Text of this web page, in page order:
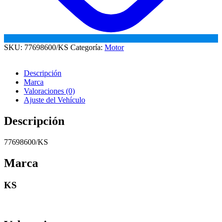
SKU: 77698600/KS Categoría: Motor
Descripción
Marca
Valoraciones (0)
Ajuste del Vehículo
Descripción
77698600/KS
Marca
KS